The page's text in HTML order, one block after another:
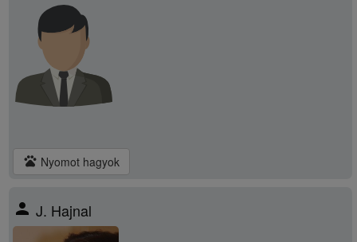
pets Nyomot hagyok
person J. Hajnal